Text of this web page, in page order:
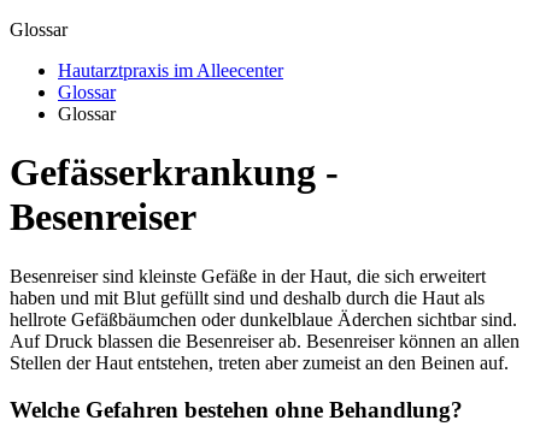
Glossar
Hautarztpraxis im Alleecenter
Glossar
Glossar
Gefässerkrankung -
Besenreiser
Besenreiser sind kleinste Gefäße in der Haut, die sich erweitert
haben und mit Blut gefüllt sind und deshalb durch die Haut als
hellrote Gefäßbäumchen oder dunkelblaue Äderchen sichtbar sind.
Auf Druck blassen die Besenreiser ab. Besenreiser können an allen
Stellen der Haut entstehen, treten aber zumeist an den Beinen auf.
Welche Gefahren bestehen ohne Behandlung?